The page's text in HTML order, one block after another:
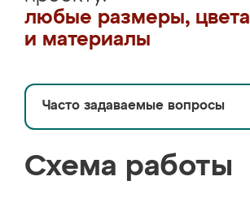
любые размеры, цвета
и материалы
Часто задаваемые вопросы
Схема работы